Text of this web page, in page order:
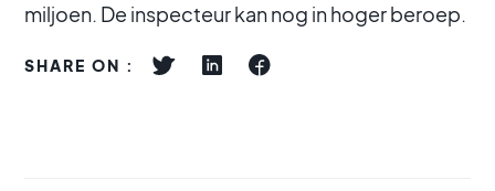
miljoen. De inspecteur kan nog in hoger beroep.
SHARE ON :